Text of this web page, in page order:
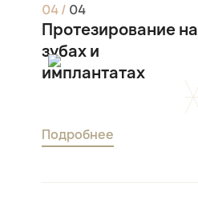
04/ 04
Протезирование на
зубах и
имплантатах
Подробнее